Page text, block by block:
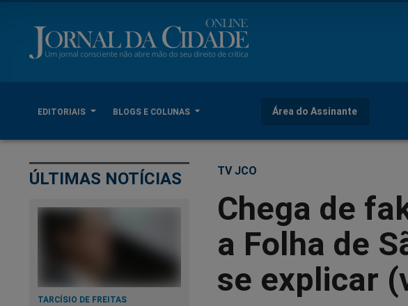
EDITORIAIS BLOGS E COLUNAS Área do Assinante
ÚLTIMAS NOTÍCIAS
TARCÍSIO DE FREITAS
TV JCO
Chega de
a Folha de
se explicar